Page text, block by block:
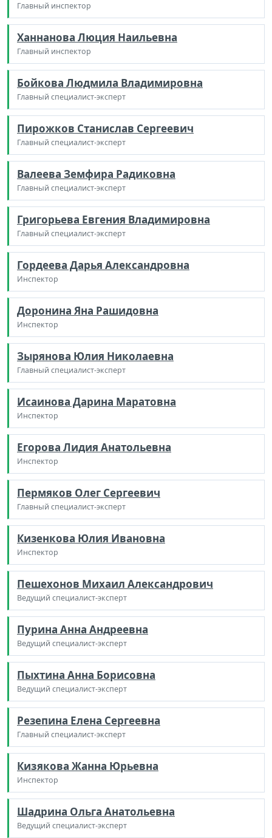
Главный инспектор
Ханнанова Люция Наильевна
Главный инспектор
Бойкова Людмила Владимировна
Главный специалист-эксперт
Пирожков Станислав Сергеевич
Главный специалист-эксперт
Валеева Земфира Радиковна
Главный специалист-эксперт
Григорьева Евгения Владимировна
Главный специалист-эксперт
Гордеева Дарья Александровна
Инспектор
Доронина Яна Рашидовна
Инспектор
Зырянова Юлия Николаевна
Главный специалист-эксперт
Исаинова Дарина Маратовна
Инспектор
Егорова Лидия Анатольевна
Инспектор
Пермяков Олег Сергеевич
Главный специалист-эксперт
Кизенкова Юлия Ивановна
Инспектор
Пешехонов Михаил Александрович
Ведущий специалист-эксперт
Пурина Анна Андреевна
Ведущий специалист-эксперт
Пыхтина Анна Борисовна
Ведущий специалист-эксперт
Резепина Елена Сергеевна
Главный специалист-эксперт
Кизякова Жанна Юрьевна
Инспектор
Шадрина Ольга Анатольевна
Ведущий специалист-эксперт